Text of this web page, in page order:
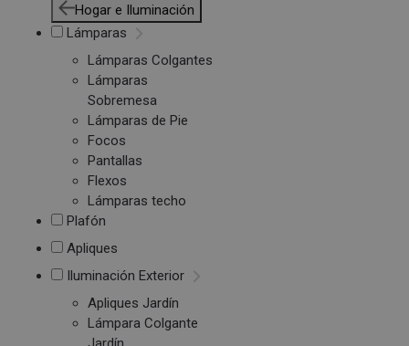
Hogar e Iluminación
Lámparas
Lámparas Colgantes
Lámparas
Sobremesa
Lámparas de Pie
Focos
Pantallas
Flexos
Lámparas techo
Plafón
Apliques
Iluminación Exterior
Apliques Jardín
Lámpara Colgante